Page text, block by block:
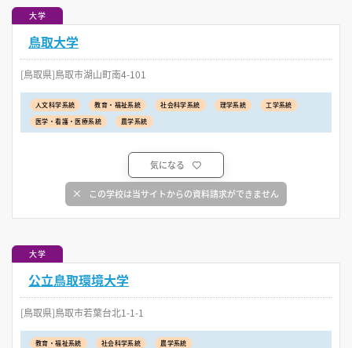
大学
鳥取大学
[鳥取県]鳥取市湖山町南4-101
人文科学系統 教育・福祉系統 社会科学系統 理学系統
工学系統
医学・看護・医療系統
農学系統
気になる
この学校は当サイトからの資料請求ができません
大学
公立鳥取環境大学
[鳥取県]鳥取市若葉台北1-1-1
教育・福祉系統 社会科学系統 農学系統